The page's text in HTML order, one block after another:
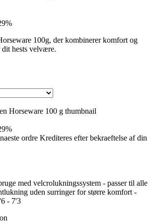
100g, der kombinerer komfort og
hests velvære.
ordre Krediteres efter bekraeftelse af din
med velcrolukningssystem - passer til alle
uden surringer for større komfort -
- 7'3